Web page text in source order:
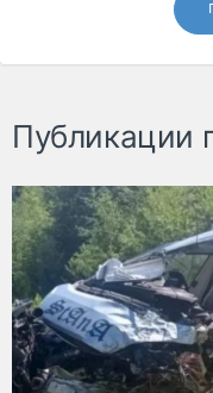
Публикации